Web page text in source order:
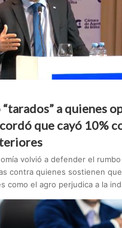
a quienes
que cayó 10%
volvió a defender el
contra quienes sostienen
como el agro perjudica a la